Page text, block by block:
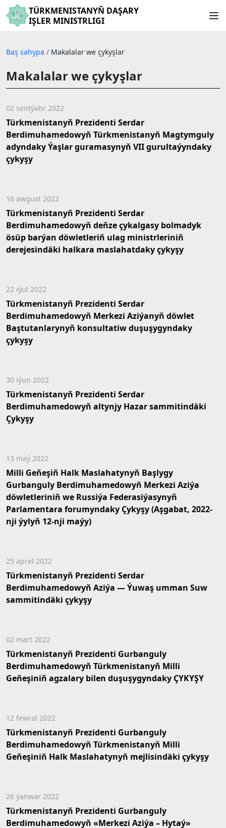
TÜRKMENISTANYŇ DAŞARY
IŞLER MINISTRLIGI
Baş sahypa / Makalalar we çykyşlar
Makalalar we çykyşlar
02 sentýabr 2022
Türkmenistanyň Prezidenti Serdar
Berdimuhamedowyň Türkmenistanyň Magtymguly
adyndaky Ýaşlar guramasynyň VII gurultaýyndaky
çykyşy
16 awgust 2022
Türkmenistanyň Prezidenti Serdar
Berdimuhamedowyň deňze çykalgasy bolmadyk
ösüp barýan döwletleriň ulag ministrleriniň
derejesindäki halkara maslahatdaky çykyşy
22 iýul 2022
Türkmenistanyň Prezidenti Serdar
Berdimuhamedowyň Merkezi Aziýanyň döwlet
Baştutanlarynyň konsultatiw duşuşygyndaky
çykyşy
30 iýun 2022
Türkmenistanyň Prezidenti Serdar
Berdimuhamedowyň altynjy Hazar sammitindäki
Çykyşy
13 maý 2022
Milli Geňeşiň Halk Maslahatynyň Başlygy
Gurbanguly Berdimuhamedowyň Merkezi Aziýa
döwletleriniň we Russiýa Federasiýasynyň
Parlamentara forumyndaky Çykyşy (Aşgabat, 2022-
nji ýylyň 12-nji maýy)
25 aprel 2022
Türkmenistanyň Prezidenti Serdar
Berdimuhamedowyň Aziýa — Ýuwaş umman Suw
sammitindäki çykyşy
02 mart 2022
Türkmenistanyň Prezidenti Gurbanguly
Berdimuhamedowyň Türkmenistanyň Milli
Geňeşiniň agzalary bilen duşuşygyndaky ÇYKYŞY
12 fewral 2022
Türkmenistanyň Prezidenti Gurbanguly
Berdimuhamedowyň Türkmenistanyň Milli
Geňeşiniň Halk Maslahatynyň mejlisindäki çykyşy
26 ýanwar 2022
Türkmenistanyň Prezidenti Gurbanguly
Berdimuhamedowyň «Merkezi Aziýa – Hytaý»